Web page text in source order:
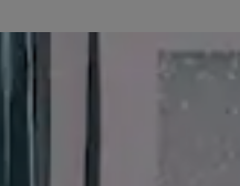
en-us/social-